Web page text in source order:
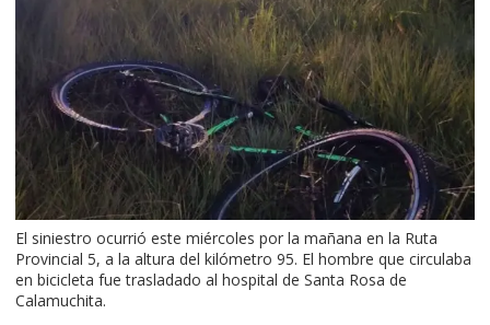
El siniestro ocurrió este miércoles por la mañana en la Ruta
Provincial 5, a la altura del kilómetro 95. El hombre que circulaba
en bicicleta fue trasladado al hospital de Santa Rosa de
Calamuchita.